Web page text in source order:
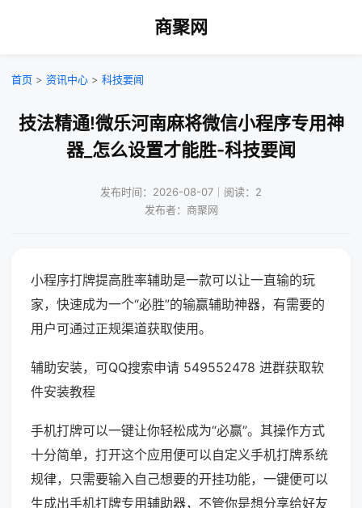
商聚网
首页 > 资讯中心 > 科技要闻
技法精通!微乐河南麻将微信小程序专用神
器_怎么设置才能胜-科技要闻
发布时间：2026-08-07｜阅读：2
发布者：商聚网
小程序打牌提高胜率辅助是一款可以让一直输的玩
家，快速成为一个“必胜”的输赢辅助神器，有需要的
用户可通过正规渠道获取使用。
辅助安装，可QQ搜索申请 549552478 进群获取软
件安装教程
手机打牌可以一键让你轻松成为“必赢”。其操作方式
十分简单，打开这个应用便可以自定义手机打牌系统
规律，只需要输入自己想要的开挂功能，一键便可以
生成出手机打牌专用辅助器，不管你是想分享给好友